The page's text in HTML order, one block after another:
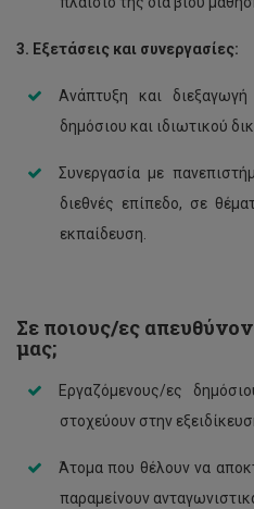
3. Εξετάσεις και συνεργασίες:
Ανάπτυξη και
δημόσιου και ιδιωτικού
Συνεργασία με
διεθνές επίπεδο, σε
εκπαίδευση.
Σε ποιους/ες
μας;
Εργαζόμενους/ες
στοχεύουν στην
Άτομα που θέλουν να
παραμείνουν